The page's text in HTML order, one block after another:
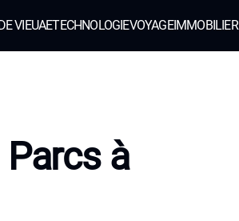
VIEUAETECHNOLOGIEVOYAGEIMMOBILIER
à